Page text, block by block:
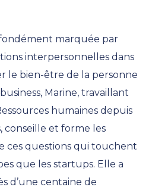
marquée par
interpersonnelles dans
le bien-être de la personne
Marine, travaillant
humaines depuis
conseille et forme les
ces questions qui touchent
que les startups. Elle a
d’une centaine de